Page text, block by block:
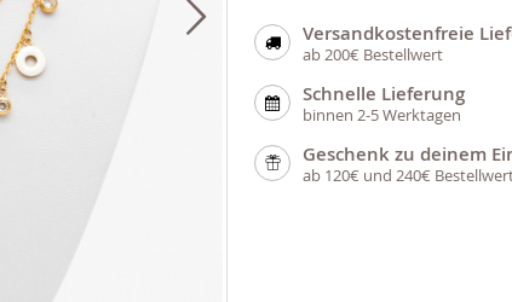
Versandkostenfreie
ab 200€ Bestellwert
Schnelle Lieferung
binnen 2-5 Werktagen
Geschenk zu deinem
ab 120€ und 240€